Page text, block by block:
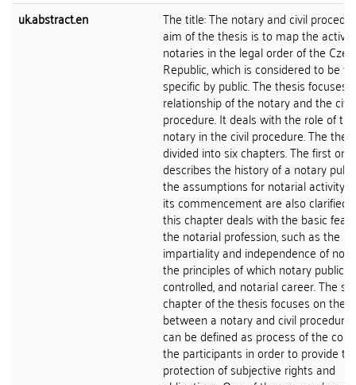
uk.abstract.en
The title: The notary and civil
aim of the thesis is to map the
notaries in the legal order of the
Republic, which is considered to be
specific by public. The thesis focuses
relationship of the notary and the civil
procedure. It deals with the role of the
notary in the civil procedure. The
divided into six chapters. The first one
describes the history of a notary
the assumptions for notarial activity
its commencement are also clarified.
this chapter deals with the basic
the notarial profession, such as the
impartiality and independence of
the principles of which notary public is
controlled, and notarial career. The
chapter of the thesis focuses on the
between a notary and civil
can be defined as process of the
the participants in order to provide
protection of subjective rights and